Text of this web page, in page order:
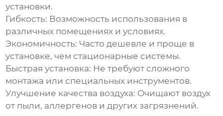
установки.
Гибкость: Возможность использования в
различных помещениях и условиях.
Экономичность: Часто дешевле и проще в
установке, чем стационарные системы.
Быстрая установка: Не требуют сложного
монтажа или специальных инструментов.
Улучшение качества воздуха: Очищают воздух
от пыли, аллергенов и других загрязнений.